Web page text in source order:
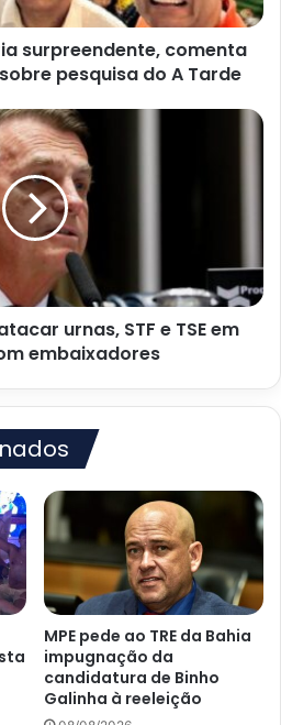
surpreendente, comenta
pesquisa do A Tarde
urnas, STF e TSE em
embaixadores
MPE pede ao TRE da Bahia
impugnação da
candidatura de Binho
Galinha à reeleição